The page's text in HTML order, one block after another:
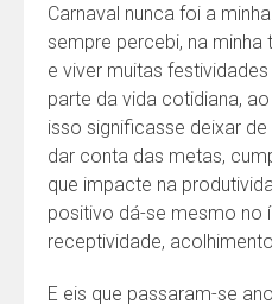
Carnaval nunca foi a
sempre percebi, na minha
e viver muitas
parte da vida cotidiana,
isso significasse deixar
dar conta das metas,
que impacte na
positivo dá-se mesmo no
receptividade,
E eis que passaram-se